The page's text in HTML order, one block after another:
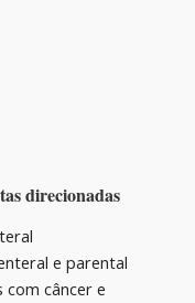
direcionadas
e parental
com câncer e